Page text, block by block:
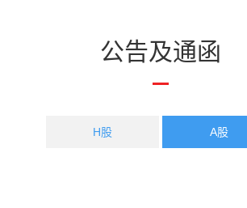
公告及通函
H股 A股